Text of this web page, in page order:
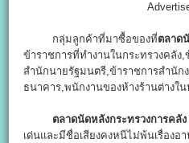
กลุ่มลูกค้าที่มาซื้อของที่ตลาด
ข้าราชการที่ทำงานในกระทรวงคลั
สำนักนายรัฐมนตรี,ข้าราชการสำนัก
ธนาคาร,พนักงานของห้างร้านต่างใ
ตลาดนัดหลังกระทรวงการคลัง
เด่นและมีชื่อเสียงคงหนีไม่พ้นเรื่องอ